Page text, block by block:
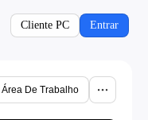
Cliente PC Entrar
Área De Trabalho